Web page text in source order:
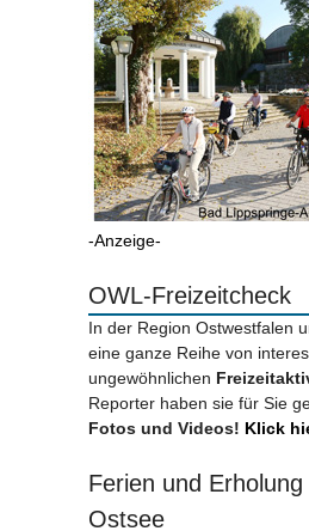
-Anzeige-
OWL-Freizeitcheck
In der Region Ostwestfalen
eine ganze Reihe von
ungewöhnlichen
Reporter haben sie für Sie
Fotos und Videos! Klick
Ferien und
Ostsee